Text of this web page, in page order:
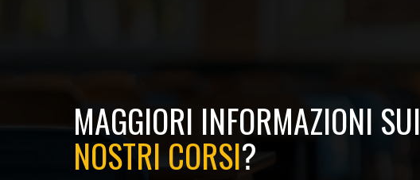
MAGGIORI INFORMAZIONI SUI
NOSTRI CORSI?